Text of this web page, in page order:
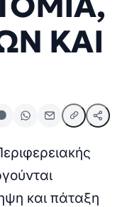
ΚΑΙ
και πάταξη